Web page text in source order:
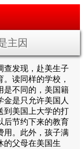
主因
发现，赴美生子
读同样的学校，
是不同的，美国籍
是只允许美国人
到美国上大学的打
后节约下来的教育
用。此外，孩子满
的父母在美国生